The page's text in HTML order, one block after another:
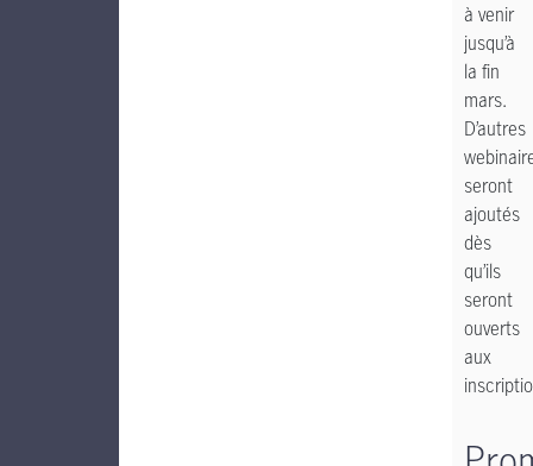
à venir
jusqu’à
la fin
mars.
D’autres
seront
ajoutés
dès
qu’ils
seront
ouverts
aux